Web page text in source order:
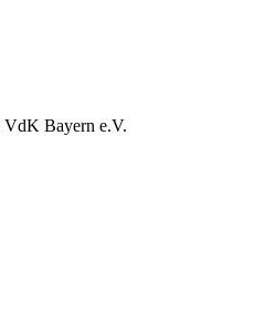
VdK Bayern e.V.